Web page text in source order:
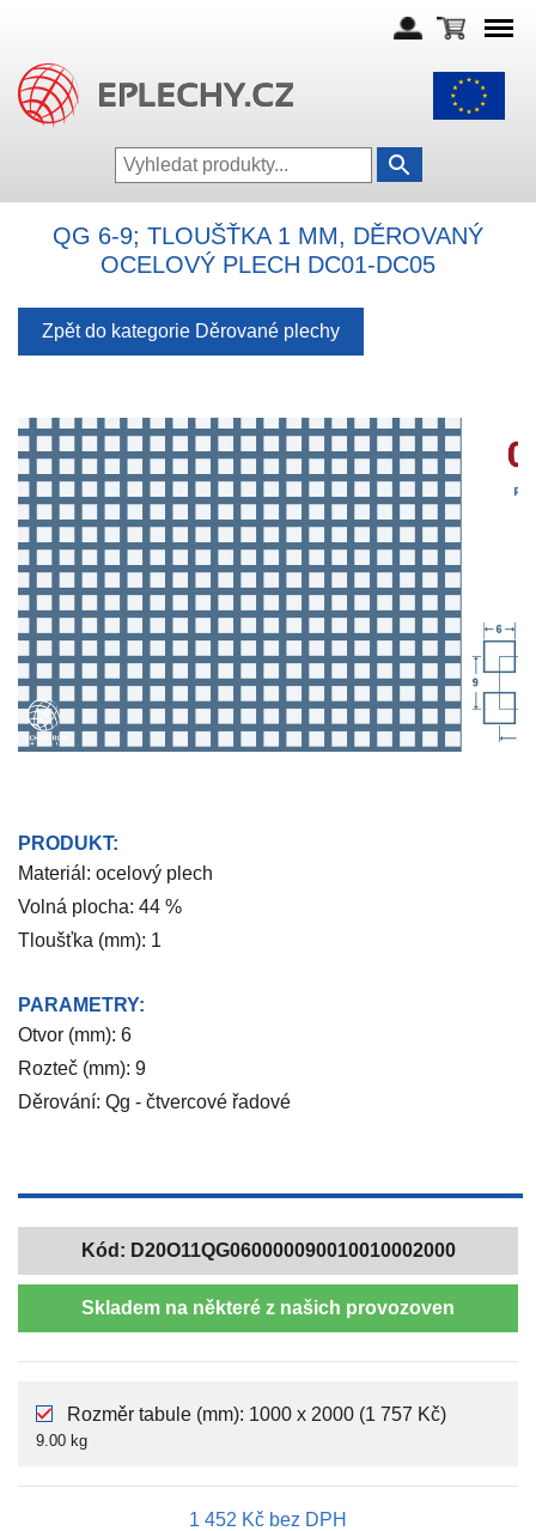
QG 6-9; TLOUŠŤKA 1 MM, DĚROVANÝ
OCELOVÝ PLECH DC01-DC05
Zpět do kategorie Děrované plechy
PRODUKT:
Materiál: ocelový plech
Volná plocha: 44 %
Tloušťka (mm): 1
PARAMETRY:
Otvor (mm): 6
Rozteč (mm): 9
Děrování: Qg - čtvercové řadové
Kód: D20O11QG060000090010010002000
Skladem na některé z našich provozoven
Rozměr tabule (mm): 1000 x 2000 (1 757 Kč)
9.00 kg
1 452 Kč bez DPH